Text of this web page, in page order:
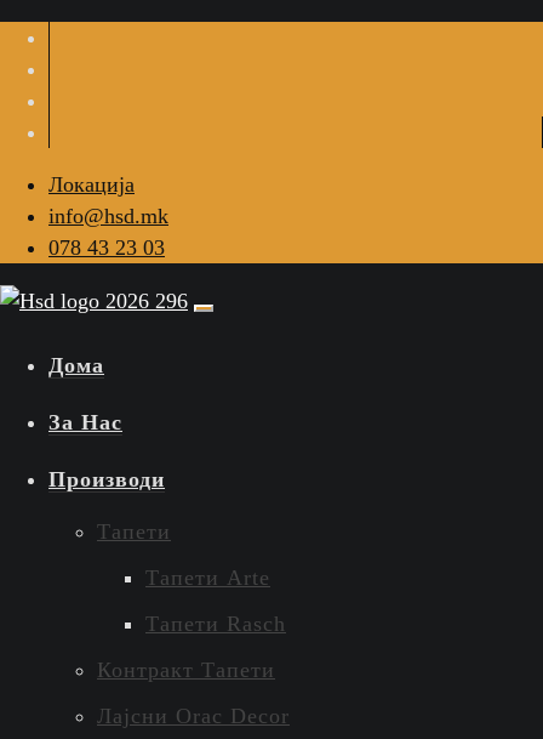
Локација
info@hsd.mk
078 43 23 03
Дома
За Нас
Производи
Тапети
Тапети Arte
Тапети Rasch
Контракт Тапети
Лајсни Orac Decor